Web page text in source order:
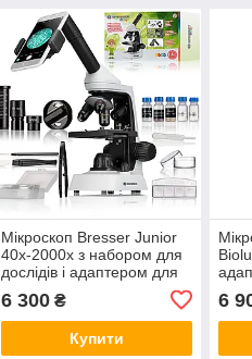
Мікроскоп Bresser Junior
40x-2000x з набором для
дослідів і адаптером для
6 300₴
Купити
6